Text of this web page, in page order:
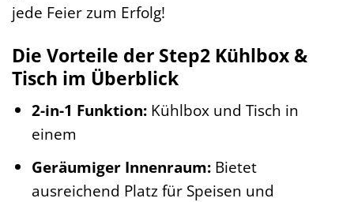
jede Feier zum Erfolg!
Die Vorteile der Step2 Kühlbox &
Tisch im Überblick
2-in-1 Funktion:Kühlbox und Tisch in
einem
Geräumiger Innenraum:Bietet
ausreichend Platz für Speisen und